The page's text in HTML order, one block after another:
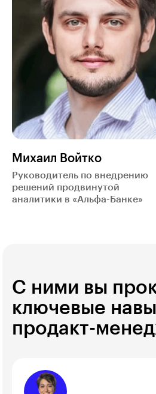
Михаил Войтко
Руководитель по внедрению
решений продвинутой
аналитики в «Альфа-Банке»
С ними вы
ключевые
продакт-